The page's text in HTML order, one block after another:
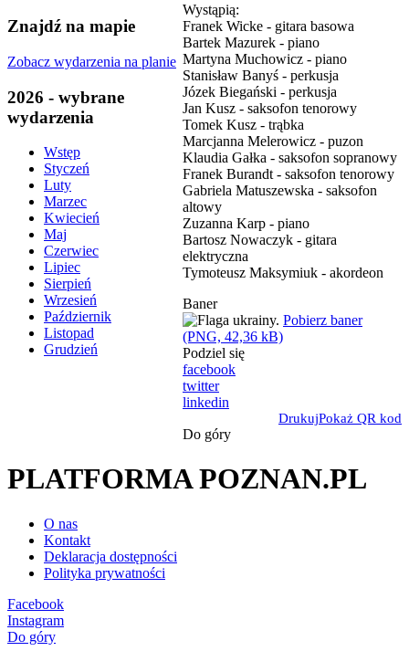
Znajdź na mapie
Zobacz wydarzenia na planie
2026 - wybrane
wydarzenia
Wstęp
Styczeń
Luty
Marzec
Kwiecień
Maj
Czerwiec
Lipiec
Sierpień
Wrzesień
Październik
Listopad
Grudzień
Wystąpią:
Franek Wicke - gitara basowa
Bartek Mazurek - piano
Martyna Muchowicz - piano
Stanisław Banyś - perkusja
Józek Biegański - perkusja
Jan Kusz - saksofon tenorowy
Tomek Kusz - trąbka
Marcjanna Melerowicz - puzon
Klaudia Gałka - saksofon sopranowy
Franek Burandt - saksofon tenorowy
Gabriela Matuszewska - saksofon
altowy
Zuzanna Karp - piano
Bartosz Nowaczyk - gitara
elektryczna
Tymoteusz Maksymiuk - akordeon
Baner
Pobierz baner
(PNG, 42,36 kB)
Podziel się
facebook
twitter
linkedin
DrukujPokaż QR kod
Do góry
PLATFORMA POZNAN.PL
O nas
Kontakt
Deklaracja dostępności
Polityka prywatności
Facebook
Instagram
Do góry